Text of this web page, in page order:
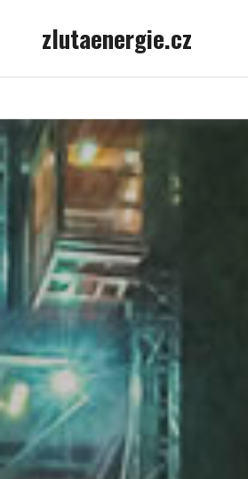
zlutaenergie.cz